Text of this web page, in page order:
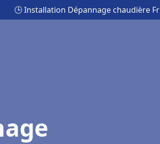
🕒 Installation Dépannage chaudière